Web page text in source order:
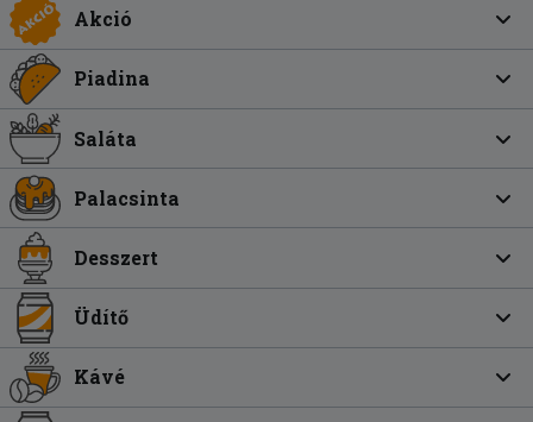
Akció
Piadina
Saláta
Palacsinta
Desszert
Üdítő
Kávé